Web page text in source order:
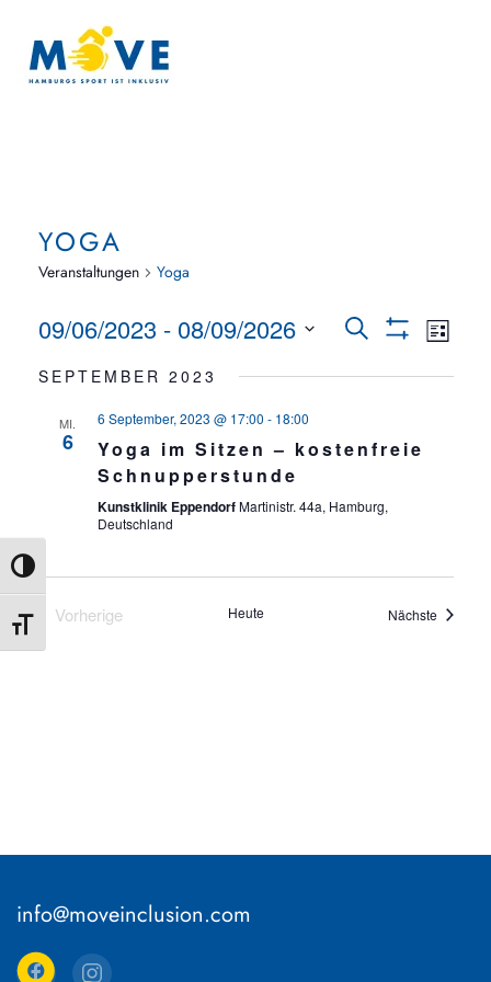
Umschalten auf hohe Kontraste
Schrift vergrößern
Zum Hauptinhalt springen
YOGA
Veranstaltungen Yoga
SUCHE
UND
Suche
ShowListe
09/06/2023 - 08/09/2026
wählen.
SEPTEMBER 2023
MI.
6
6 September, 2023 @ 17:00 - 18:00
Yoga im Sitzen – kostenfreie
Schnupperstunde
Kunstklinik EppendorfMartinistr. 44a, Hamburg,
Deutschland
Vorherige
Heute Nächste
info@moveinclusion.com